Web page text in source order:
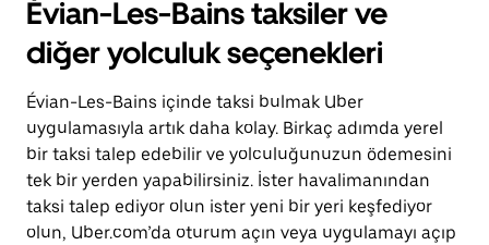
Évian-Les-Bains taksiler ve
diğer yolculuk seçenekleri
Évian-Les-Bains içinde taksi bulmak Uber
uygulamasıyla artık daha kolay. Birkaç adımda yerel
bir taksi talep edebilir ve yolculuğunuzun ödemesini
tek bir yerden yapabilirsiniz. İster havalimanından
taksi talep ediyor olun ister yeni bir yeri keşfediyor
olun, Uber.com’da oturum açın veya uygulamayı açıp